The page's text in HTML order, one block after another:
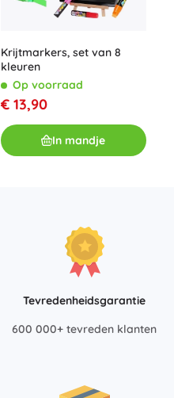
Krijtmarkers, set van 8
kleuren
Op voorraad
€ 13,90
In mandje
Tevredenheidsgarantie
600 000+ tevreden klanten